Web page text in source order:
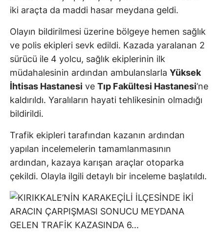
iki araçta da maddi hasar meydana geldi.
Olayın bildirilmesi üzerine bölgeye hemen sağlık
ve polis ekipleri sevk edildi. Kazada yaralanan 2
sürücü ile 4 yolcu, sağlık ekiplerinin ilk
müdahalesinin ardından ambulanslarla Yüksek
İhtisas Hastanesi ve Tıp Fakültesi Hastanesi’ne
kaldırıldı. Yaralıların hayati tehlikesinin olmadığı
bildirildi.
Trafik ekipleri tarafından kazanın ardından
yapılan incelemelerin tamamlanmasının
ardından, kazaya karışan araçlar otoparka
çekildi. Olayla ilgili detaylı bir inceleme başlatıldı.